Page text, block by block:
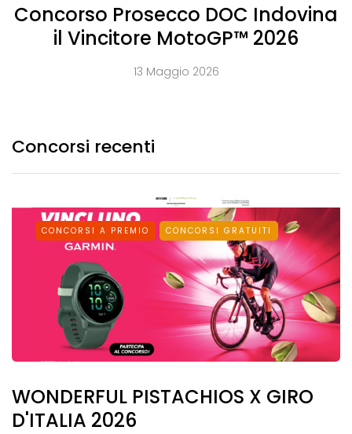
Concorso Prosecco DOC Indovina
il Vincitore MotoGP™ 2026
13 Maggio 2026
Concorsi recenti
CONCORSI A PREMIO CONCORSI GRATUITI
WONDERFUL PISTACHIOS X GIRO
D'ITALIA 2026